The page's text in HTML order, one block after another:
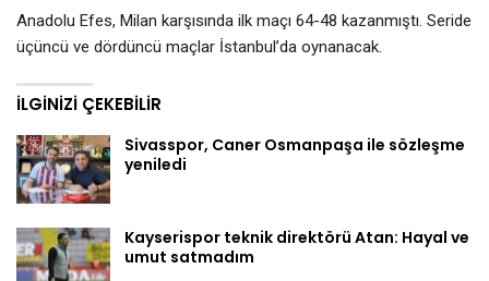
Anadolu Efes, Milan karşısında ilk maçı 64-48 kazanmıştı. Seride
üçüncü ve dördüncü maçlar İstanbul’da oynanacak.
İLGINIZI ÇEKEBILIR
Sivasspor, Caner Osmanpaşa ile sözleşme
yeniledi
Kayserispor teknik direktörü Atan: Hayal ve
umut satmadım